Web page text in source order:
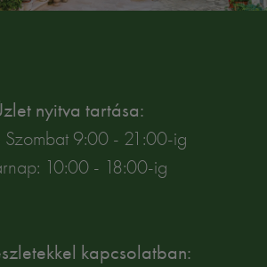
nyitva tartása:
Szombat 9:00 - 21:00-ig
10:00 - 18:00-ig
kapcsolatban: